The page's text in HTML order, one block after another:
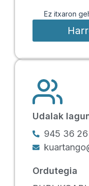
Ez itxaron
Udalak
945 36
Ordutegia